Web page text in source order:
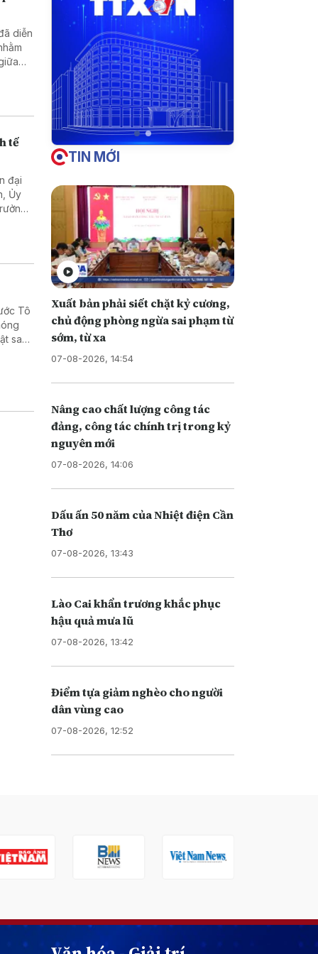
diễn
tế
đại
Ủy
Tô
sau
TIN MỚI
Xuất bản phải siết chặt kỷ cương,
chủ động phòng ngừa sai phạm từ
sớm, từ xa
07-08-2026, 14:54
Nâng cao chất lượng công tác
đảng, công tác chính trị trong kỷ
nguyên mới
07-08-2026, 14:06
Dấu ấn 50 năm của Nhiệt điện Cần
Thơ
07-08-2026, 13:43
Lào Cai khẩn trương khắc phục
hậu quả mưa lũ
07-08-2026, 13:42
Điểm tựa giảm nghèo cho người
dân vùng cao
07-08-2026, 12:52